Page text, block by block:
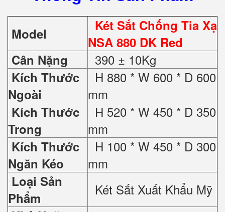
Model
Két Sắt Chống Tia Xạ
NSA 880 DK Red
Cân Nặng
390 ± 10Kg
Kích Thước
Ngoài
H 880 * W 600 * D 600
mm
Kích Thước
Trong
H 520 * W 450 * D 350
mm
Kích Thước
Ngăn Kéo
H 100 * W 450 * D 300
mm
Loại Sản
Phẩm
Két Sắt Xuất Khẩu Mỹ